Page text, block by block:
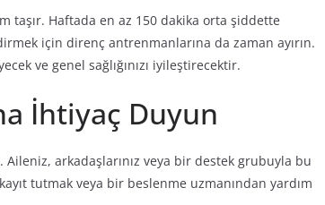
taşır. Haftada en az 150 dakika orta şiddette
için direnç antrenmanlarına da zaman ayırın.
ve genel sağlığınızı iyileştirecektir.
İhtiyaç Duyun
arkadaşlarınız veya bir destek grubuyla bu
tutmak veya bir beslenme uzmanından yardım